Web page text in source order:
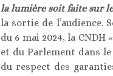
la lumière soit faite sur
la sortie de l’audience.
du 6 mai 2024, la
et du Parlement dans
du respect des